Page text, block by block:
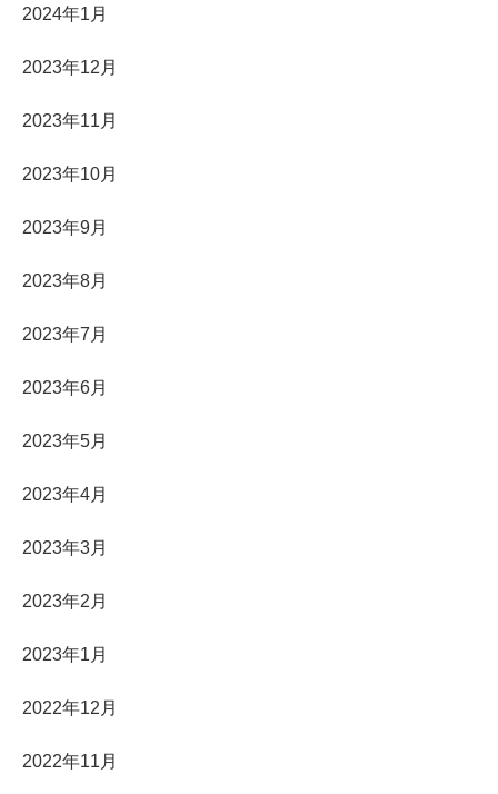
2024年1月
2023年12月
2023年11月
2023年10月
2023年9月
2023年8月
2023年7月
2023年6月
2023年5月
2023年4月
2023年3月
2023年2月
2023年1月
2022年12月
2022年11月